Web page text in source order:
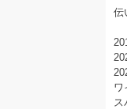
伝
ワ